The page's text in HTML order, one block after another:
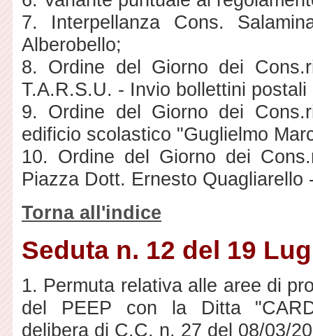
7. Interpellanza Cons.
Alberobello;
8. Ordine del Giorno dei
T.A.R.S.U. - Invio bollettini
9. Ordine del Giorno dei
edificio scolastico "Guglielmo
10. Ordine del Giorno dei
Piazza Dott. Ernesto
Torna all'indice
Seduta n. 12 del 19
1. Permuta relativa alle aree di
del PEEP con la Ditta
delibera di C.C. n. 27 del 08/03/